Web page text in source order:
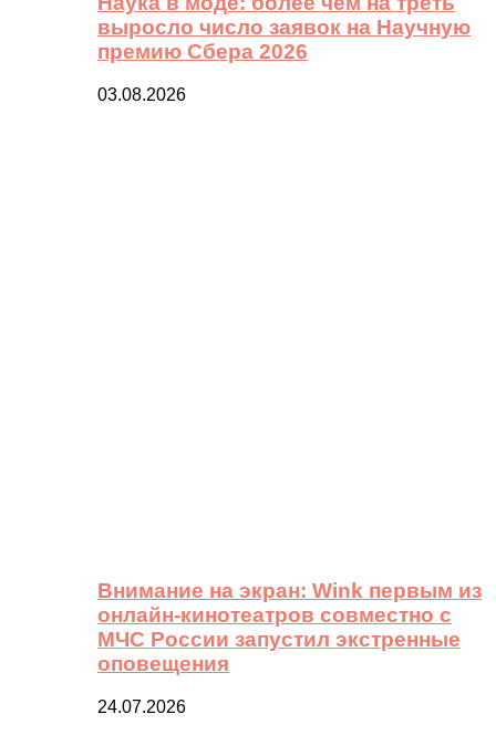
выросло число заявок на Научную
премию Сбера 2026
03.08.2026
Внимание на экран: Wink первым из
онлайн-кинотеатров совместно с
МЧС России запустил экстренные
оповещения
24.07.2026